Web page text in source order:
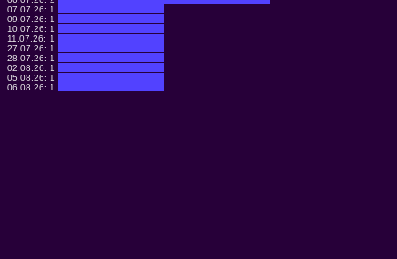
07.07.26: 1
09.07.26: 1
10.07.26: 1
11.07.26: 1
27.07.26: 1
28.07.26: 1
02.08.26: 1
05.08.26: 1
06.08.26: 1